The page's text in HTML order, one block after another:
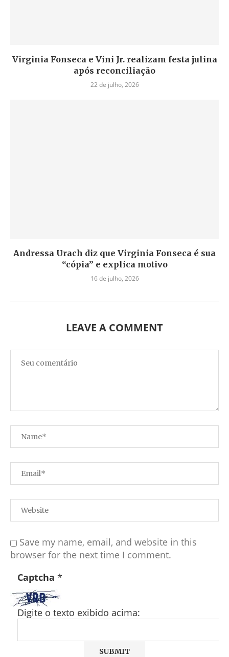
Virginia Fonseca e Vini Jr. realizam festa julina
após reconciliação
22 de julho, 2026
Andressa Urach diz que Virginia Fonseca é sua
“cópia” e explica motivo
16 de julho, 2026
LEAVE A COMMENT
Save my name, email, and website in this
browser for the next time I comment.
Captcha *
Digite o texto exibido acima: